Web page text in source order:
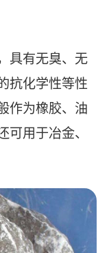
具有无臭、无
抗化学性等性
作为橡胶、油
可用于冶金、